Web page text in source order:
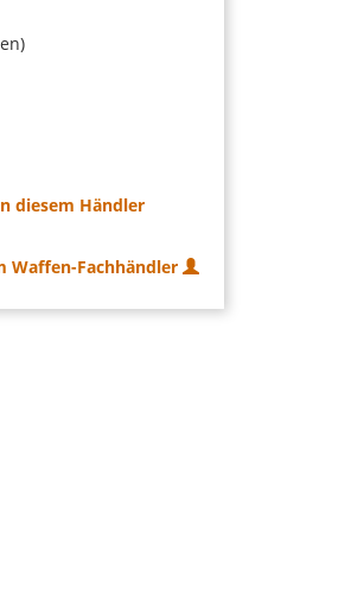
diesem Händler
Waffen-Fachhändler